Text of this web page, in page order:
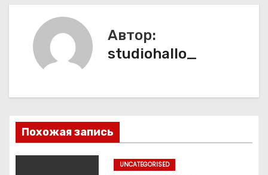
я
п
о
Автор:
studiohallo_
Похожая запись
UNCATEGORISED